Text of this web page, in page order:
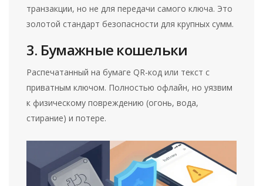
транзакции, но не для передачи самого ключа. Это
золотой стандарт безопасности для крупных сумм.
3. Бумажные кошельки
Распечатанный на бумаге QR-код или текст с
приватным ключом. Полностью офлайн, но уязвим
к физическому повреждению (огонь, вода,
стирание) и потере.